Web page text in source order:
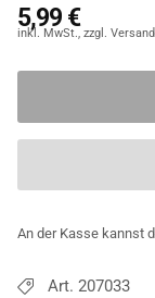
gekreuzter Knochen
Akzente setzen.
5,99 €
An der Kasse kannst
Art. 207033